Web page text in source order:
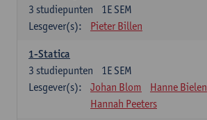
1E SEM
3 studiepunten
Lesgever(s):
Pieter Billen
1-Statica
1E SEM
3 studiepunten
Lesgever(s):
Johan Blom Hanne Bielen
Hannah Peeters